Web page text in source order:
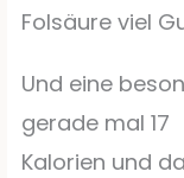
Folsäure viel
Und eine
gerade mal 17
Kalorien und